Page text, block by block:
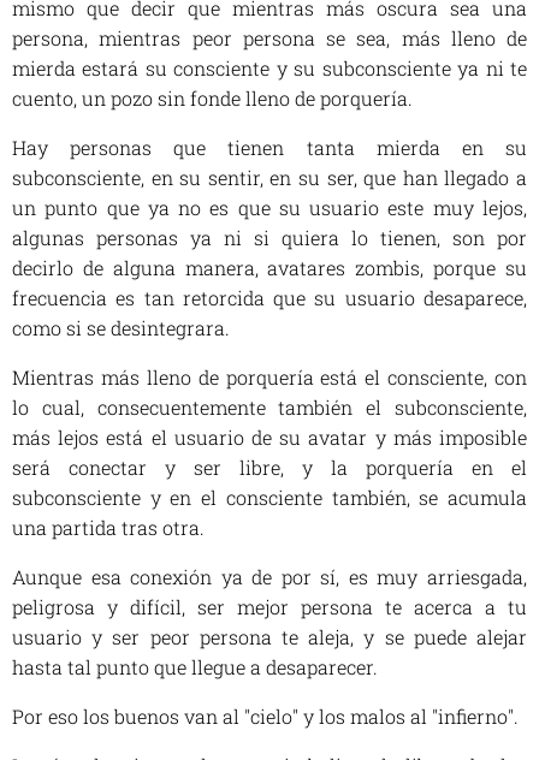
mismo que decir que mientras más oscura sea una
persona, mientras peor persona se sea, más lleno de
mierda estará su consciente y su subconsciente ya ni te
cuento, un pozo sin fonde lleno de porquería.
Hay personas que tienen tanta mierda en su
subconsciente, en su sentir, en su ser, que han llegado a
un punto que ya no es que su usuario este muy lejos,
algunas personas ya ni si quiera lo tienen, son por
decirlo de alguna manera, avatares zombis, porque su
frecuencia es tan retorcida que su usuario desaparece,
como si se desintegrara.
Mientras más lleno de porquería está el consciente, con
lo cual, consecuentemente también el subconsciente,
más lejos está el usuario de su avatar y más imposible
será conectar y ser libre, y la porquería en el
subconsciente y en el consciente también, se acumula
una partida tras otra.
Aunque esa conexión ya de por sí, es muy arriesgada,
peligrosa y difícil, ser mejor persona te acerca a tu
usuario y ser peor persona te aleja, y se puede alejar
hasta tal punto que llegue a desaparecer.
Por eso los buenos van al "cielo" y los malos al "infierno".